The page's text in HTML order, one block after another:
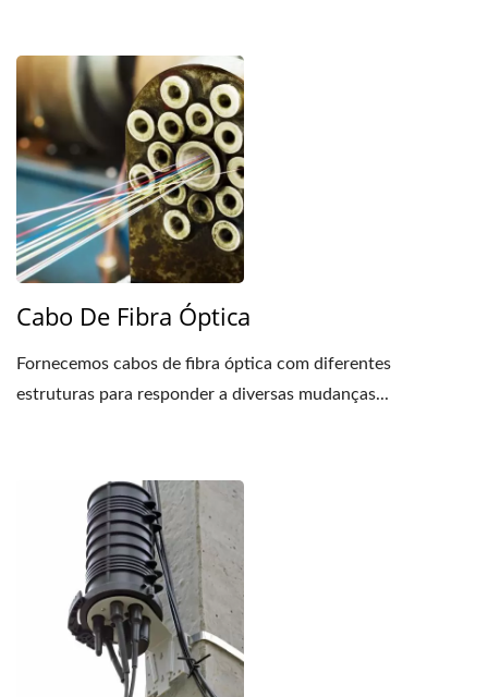
Cabo De Fibra Óptica
Fornecemos cabos de fibra óptica com diferentes
estruturas para responder a diversas mudanças...